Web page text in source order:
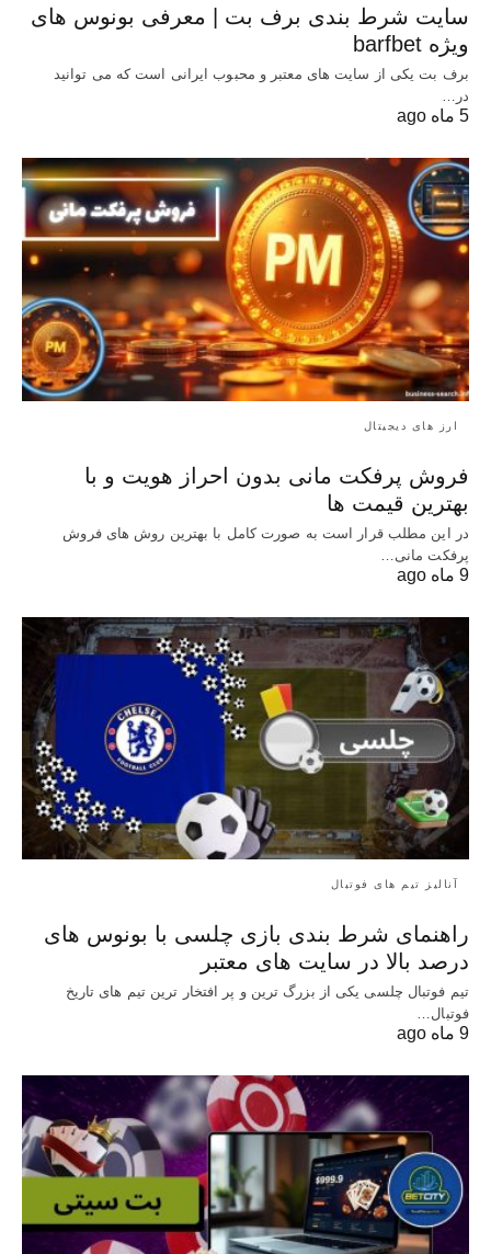
سایت شرط بندی برف بت | معرفی بونوس‌ های
ویژه barfbet
برف بت یکی از سایت های معتبر و محبوب ایرانی است که می توانید
در…
5 ماه ago
ارز های دیجیتال
فروش پرفکت مانی بدون احراز هویت و با
بهترین قیمت ها
در این مطلب قرار است به صورت کامل با بهترین روش‌ های فروش
پرفکت مانی…
9 ماه ago
آنالیز تیم های فوتبال
راهنمای شرط بندی بازی چلسی با بونوس های
درصد بالا در سایت های معتبر
تیم فوتبال چلسی یکی از بزرگ ترین و پر افتخار ترین تیم های تاریخ
فوتبال…
9 ماه ago